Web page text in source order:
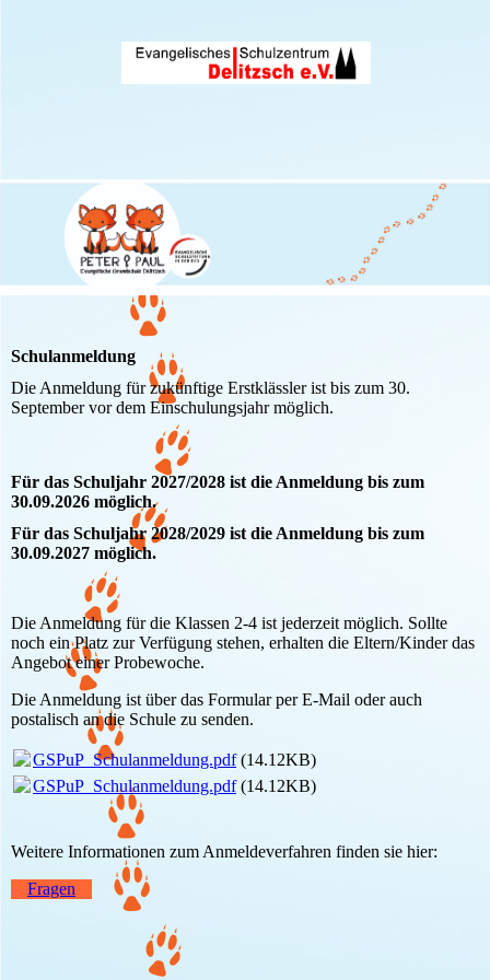
Schulanmeldung
Die Anmeldung für zukünftige Erstklässler ist bis zum 30.
September vor dem Einschulungsjahr möglich.
Für das Schuljahr 2027/2028 ist die Anmeldung bis zum
30.09.2026 möglich.
Für das Schuljahr 2028/2029 ist die Anmeldung bis zum
30.09.2027 möglich.
Die Anmeldung für die Klassen 2-4 ist jederzeit möglich. Sollte
noch ein Platz zur Verfügung stehen, erhalten die Eltern/Kinder das
Angebot einer Probewoche.
Die Anmeldung ist über das Formular per E-Mail oder auch
postalisch an die Schule zu senden.
GSPuP_Schulanmeldung.pdf(14.12KB)
GSPuP_Schulanmeldung.pdf(14.12KB)
Weitere Informationen zum Anmeldeverfahren finden sie hier:
Fragen